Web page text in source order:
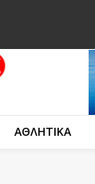
ΑΘΛΗΤΙΚΑ